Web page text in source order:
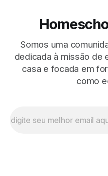
Somos uma
dedicada à missão de
casa e focada em
como